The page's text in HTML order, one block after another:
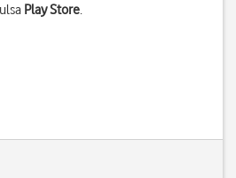
Play Store.